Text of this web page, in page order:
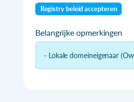
Registry beleid accepteren
Belangrijke opmerkingen
- Lokale domeineigenaar